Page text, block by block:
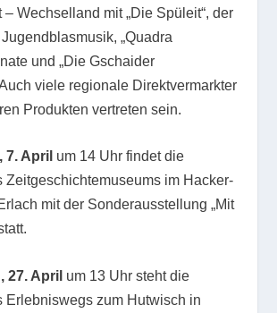
– Wechselland mit „Die Spüleit“, der
„Quadra
und „Die Gschaider
viele regionale Direktvermarkter
Produkten vertreten sein.
7. April um 14 Uhr findet die
Zeitgeschichtemuseums im Hacker-
mit der Sonderausstellung „Mit
27. April um 13 Uhr steht die
Erlebniswegs zum Hutwisch in